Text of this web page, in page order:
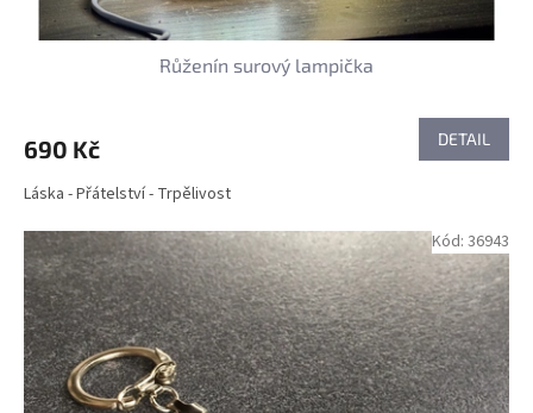
Růženín surový lampička
690 Kč DETAIL
Láska - Přátelství - Trpělivost
Kód: 36943